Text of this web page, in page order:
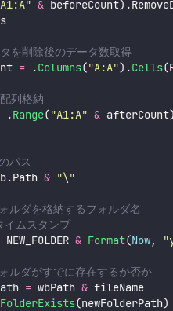
A1:A" &
を削除後のデータ数取得
= .Columns("A:A").Cells
列格納
.Range("A1:A" & afterCount)
パス
& "\"
ルダを格納するフォルダ名
イムスタンプ
NEW_FOLDER & Format(Now, "
ルダがすでに存在するか否か
= wbPath & fileName
FolderExists(newFolderPath)